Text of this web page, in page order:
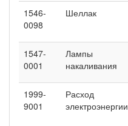
1546-
0098
Шеллак
1547-
0001
Лампы
накаливания
1999-
9001
Расход
электроэнергии